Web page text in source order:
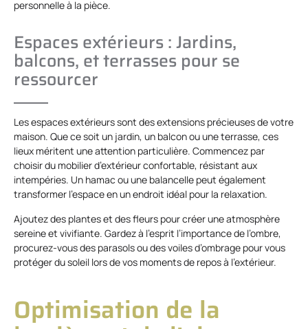
personnelle à la pièce.
Espaces extérieurs : Jardins,
balcons, et terrasses pour se
ressourcer
Les espaces extérieurs sont des extensions précieuses de votre
maison. Que ce soit un jardin, un balcon ou une terrasse, ces
lieux méritent une attention particulière. Commencez par
choisir du mobilier d’extérieur confortable, résistant aux
intempéries. Un hamac ou une balancelle peut également
transformer l’espace en un endroit idéal pour la relaxation.
Ajoutez des plantes et des fleurs pour créer une atmosphère
sereine et vivifiante. Gardez à l’esprit l’importance de l’ombre,
procurez-vous des parasols ou des voiles d’ombrage pour vous
protéger du soleil lors de vos moments de repos à l’extérieur.
Optimisation de la